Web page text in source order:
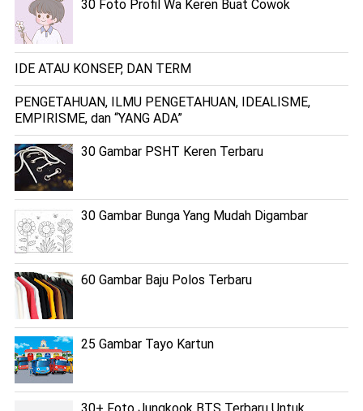
30 Foto Profil Wa Keren Buat Cowok
IDE ATAU KONSEP, DAN TERM
PENGETAHUAN, ILMU PENGETAHUAN, IDEALISME,
EMPIRISME, dan “YANG ADA”
30 Gambar PSHT Keren Terbaru
30 Gambar Bunga Yang Mudah Digambar
60 Gambar Baju Polos Terbaru
25 Gambar Tayo Kartun